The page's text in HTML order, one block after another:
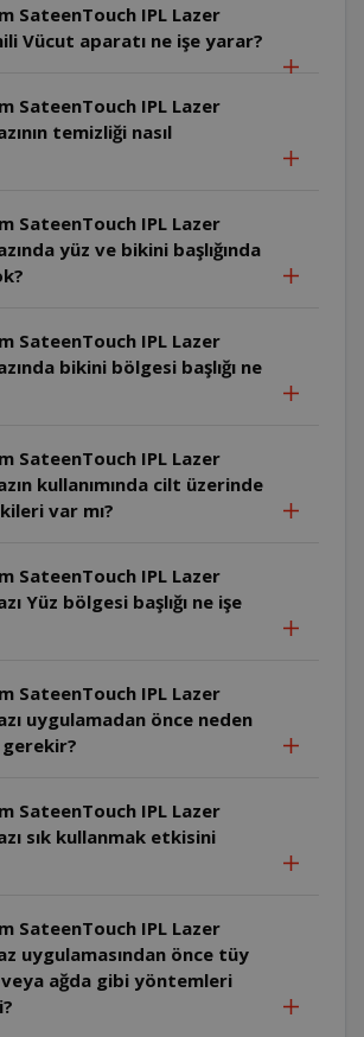
SateenTouch IPL Lazer
Vücut aparatı ne işe yarar?
SateenTouch IPL Lazer
temizliği nasıl
SateenTouch IPL Lazer
yüz ve bikini başlığında
SateenTouch IPL Lazer
başlığı ne
SateenTouch IPL Lazer
kullanımında cilt üzerinde
var mı?
SateenTouch IPL Lazer
Yüz bölgesi başlığı ne işe
SateenTouch IPL Lazer
uygulamadan önce neden
SateenTouch IPL Lazer
sık kullanmak etkisini
SateenTouch IPL Lazer
uygulamasından önce tüy
ağda gibi yöntemleri